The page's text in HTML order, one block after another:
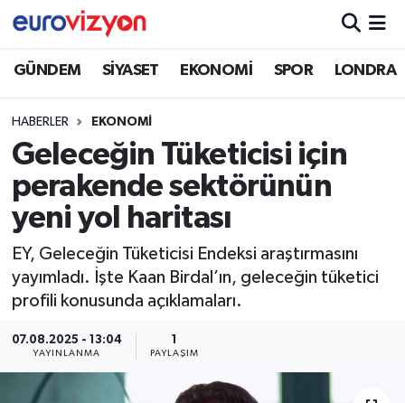
GÜNDEM SİYASET EKONOMİ SPOR LONDRA
HABERLER EKONOMİ
Geleceğin Tüketicisi için
perakende sektörünün
yeni yol haritası
EY, Geleceğin Tüketicisi Endeksi araştırmasını
yayımladı. İşte Kaan Birdal’ın, geleceğin tüketici
profili konusunda açıklamaları.
07.08.2025 - 13:04
YAYINLANMA
1
PAYLAŞIM